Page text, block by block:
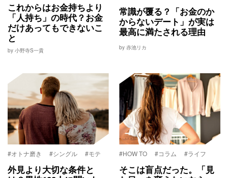
これからはお金持ちより
「人持ち」の時代？お金
だけあってもできないこ
と
by 小野寺S一貴
常識が覆る？「お金のか
からないデート」が実は
最高に満たされる理由
by 赤池リカ
#オトナ磨き #シングル #モテ
外見より大切な条件と
#HOW TO #コラム #ライフ
そこは盲点だった。「見